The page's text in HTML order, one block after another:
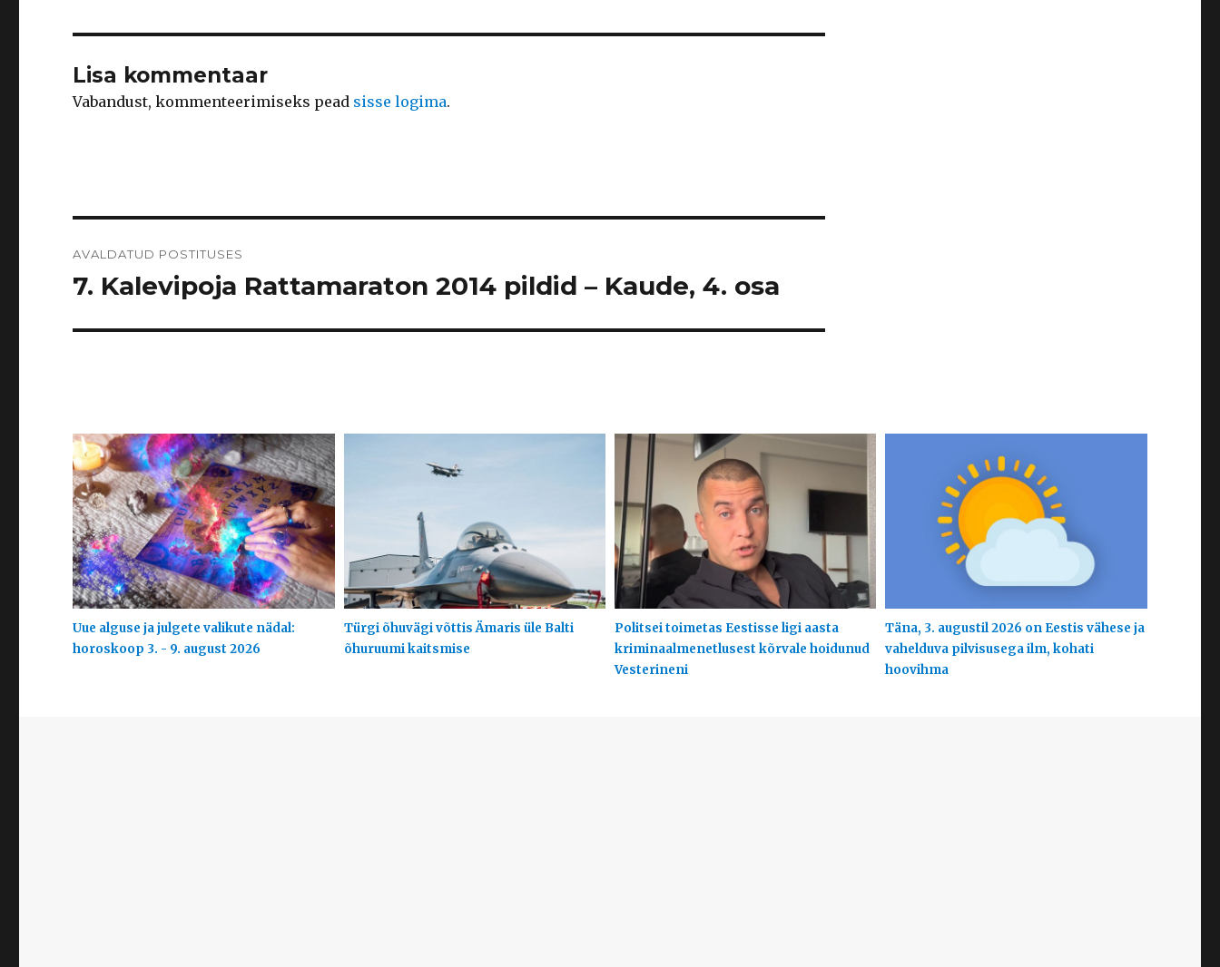
Lisa kommentaar
Vabandust, kommenteerimiseks pead sisse logima.
AVALDATUD POSTITUSES
7. Kalevipoja Rattamaraton 2014 pildid – Kaude, 4. osa
Uue alguse ja julgete valikute nädal:
horoskoop 3. - 9. august 2026
Türgi õhuvägi võttis Ämaris üle Balti
õhuruumi kaitsmise
Politsei toimetas Eestisse ligi aasta
kriminaalmenetlusest kõrvale hoidunud
Vesterineni
Täna, 3. augustil 2026 on Eestis vähese ja
vahelduva pilvisusega ilm, kohati
hoovihma